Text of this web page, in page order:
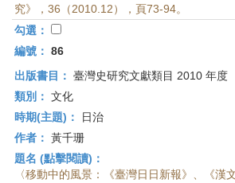
究》，36（2010.12），頁73-94。
勾選：
編號： 86
出版書目： 臺灣史研究文獻類目 2010 年度
類別： 文化
時期(主題)：
日治
作者： 黃千珊
題名 (點擊閱讀)：
〈移動中的風景：《臺灣日日新報》、《漢